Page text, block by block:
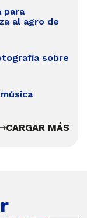
para
al agro de
sobre
CARGAR MÁS